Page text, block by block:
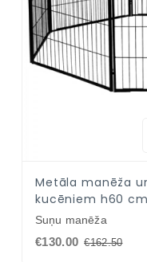
Metāla manēža
kucēniem h60
Suņu manēža
€130.00 €162.50